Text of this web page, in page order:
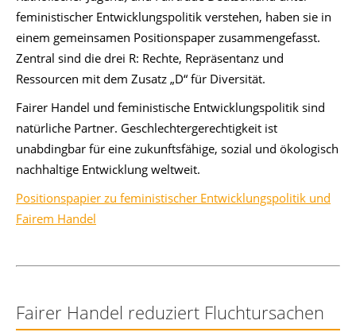
feministischer Entwicklungspolitik verstehen, haben sie in
einem gemeinsamen Positionspaper zusammengefasst.
Zentral sind die drei R: Rechte, Repräsentanz und
Ressourcen mit dem Zusatz „D“ für Diversität.
Fairer Handel und feministische Entwicklungspolitik sind
natürliche Partner. Geschlechtergerechtigkeit ist
unabdingbar für eine zukunftsfähige, sozial und ökologisch
nachhaltige Entwicklung weltweit.
Positionspapier zu feministischer Entwicklungspolitik und
Fairem Handel
Fairer Handel reduziert Fluchtursachen